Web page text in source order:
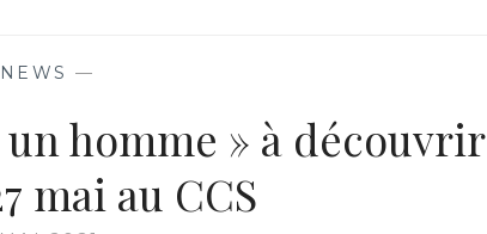
NEWS —
un homme » à découvrir
mai au CCS